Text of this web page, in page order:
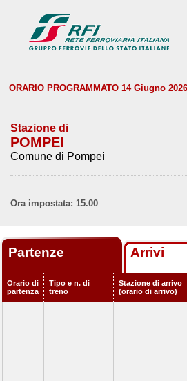
ORARIO PROGRAMMATO 14 Giugno
Stazione di
POMPEI
Comune di Pompei
Ora impostata: 15.00
Partenze Arrivi
Orario di
partenza
Tipo e n. di
treno
Stazione di arrivo
(orario di arrivo)